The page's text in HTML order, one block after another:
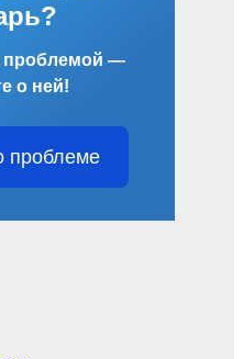
проблемой —
о ней!
проблеме